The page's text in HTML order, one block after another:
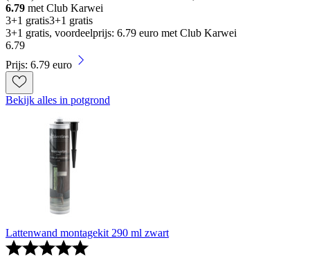
6.79 met Club Karwei
3+1 gratis3+1 gratis
3+1 gratis, voordeelprijs: 6.79 euro met Club Karwei
6.79
Prijs: 6.79 euro
Bekijk alles in potgrond
Lattenwand montagekit 290 ml zwart